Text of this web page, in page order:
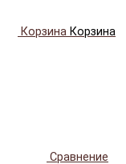
Корзина Корзина
Сравнение